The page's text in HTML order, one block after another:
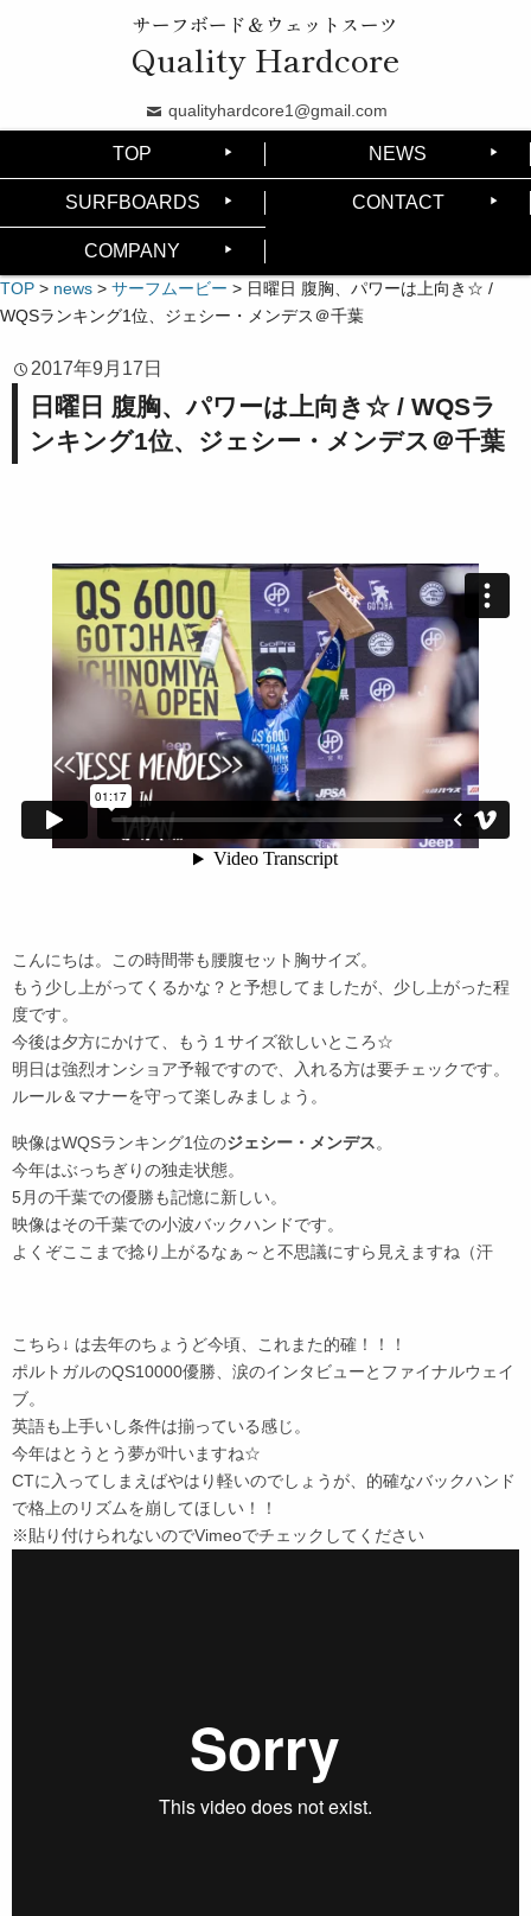
サーフボード＆ウェットスーツ
Quality Hardcore
qualityhardcore1@gmail.com
TOP NEWS
SURFBOARDS CONTACT
COMPANY
TOP > news > サーフムービー > 日曜日 腹胸、パワーは上向き☆ /
WQSランキング1位、ジェシー・メンデス＠千葉
2017年9月17日
日曜日 腹胸、パワーは上向き☆ / WQSラ
ンキング1位、ジェシー・メンデス＠千葉
こんにちは。この時間帯も腰腹セット胸サイズ。
もう少し上がってくるかな？と予想してましたが、少し上がった程
度です。
今後は夕方にかけて、もう１サイズ欲しいところ☆
明日は強烈オンショア予報ですので、入れる方は要チェックです。
ルール＆マナーを守って楽しみましょう。
映像はWQSランキング1位のジェシー・メンデス。
今年はぶっちぎりの独走状態。
5月の千葉での優勝も記憶に新しい。
映像はその千葉での小波バックハンドです。
よくぞここまで捻り上がるなぁ～と不思議にすら見えますね（汗
こちら↓ は去年のちょうど今頃、これまた的確！！！
ポルトガルのQS10000優勝、涙のインタビューとファイナルウェイ
ブ。
英語も上手いし条件は揃っている感じ。
今年はとうとう夢が叶いますね☆
CTに入ってしまえばやはり軽いのでしょうが、的確なバックハンド
で格上のリズムを崩してほしい！！
※貼り付けられないのでVimeoでチェックしてください